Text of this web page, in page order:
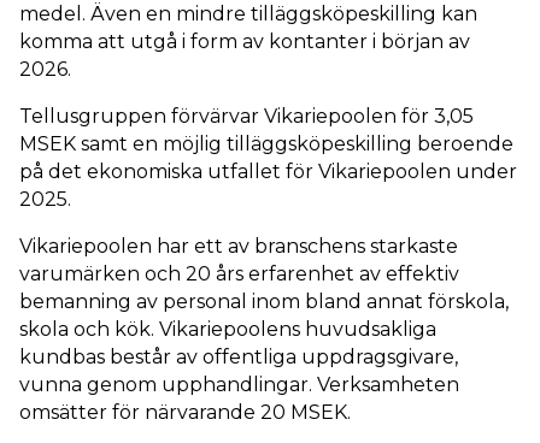
medel. Även en mindre tilläggsköpeskilling kan
komma att utgå i form av kontanter i början av
2026.
Tellusgruppen förvärvar Vikariepoolen för 3,05
MSEK samt en möjlig tilläggsköpeskilling beroende
på det ekonomiska utfallet för Vikariepoolen under
2025.
Vikariepoolen har ett av branschens starkaste
varumärken och 20 års erfarenhet av effektiv
bemanning av personal inom bland annat förskola,
skola och kök. Vikariepoolens huvudsakliga
kundbas består av offentliga uppdragsgivare,
vunna genom upphandlingar. Verksamheten
omsätter för närvarande 20 MSEK.